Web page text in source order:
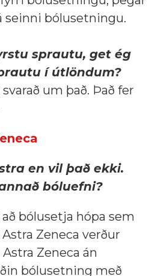
bólusetningu.
sprautu, get ég
í útlöndum?
um það. Það fer
en vil það ekki.
bóluefni?
bólusetja hópa sem
Zeneca verður
Zeneca án
bólusetning með